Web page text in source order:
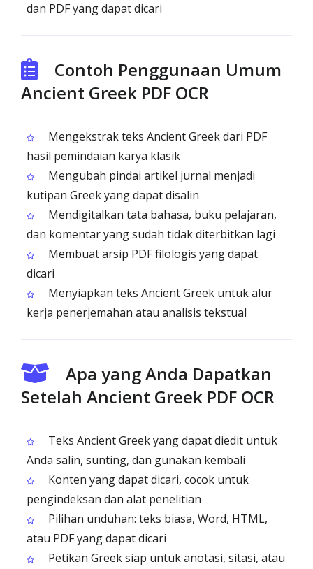
dan PDF yang dapat dicari
Contoh Penggunaan Umum
Ancient Greek PDF OCR
Mengekstrak teks Ancient Greek dari PDF
hasil pemindaian karya klasik
Mengubah pindai artikel jurnal menjadi
kutipan Greek yang dapat disalin
Mendigitalkan tata bahasa, buku pelajaran,
dan komentar yang sudah tidak diterbitkan lagi
Membuat arsip PDF filologis yang dapat
dicari
Menyiapkan teks Ancient Greek untuk alur
kerja penerjemahan atau analisis tekstual
Apa yang Anda Dapatkan
Setelah Ancient Greek PDF OCR
Teks Ancient Greek yang dapat diedit untuk
Anda salin, sunting, dan gunakan kembali
Konten yang dapat dicari, cocok untuk
pengindeksan dan alat penelitian
Pilihan unduhan: teks biasa, Word, HTML,
atau PDF yang dapat dicari
Petikan Greek siap untuk anotasi, sitasi, atau